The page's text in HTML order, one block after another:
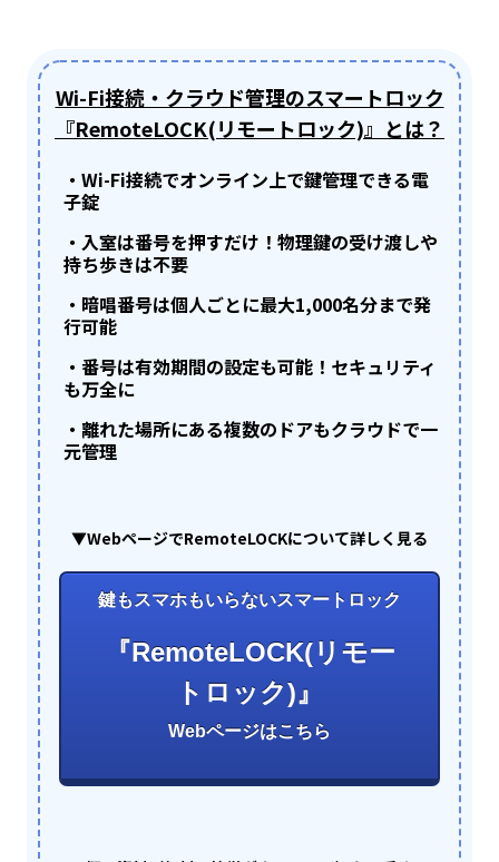
Wi-Fi接続・クラウド管理のスマートロック
『RemoteLOCK(リモートロック)』とは？
・Wi-Fi接続でオンライン上で鍵管理できる電
子錠
・入室は番号を押すだけ！物理鍵の受け渡しや
持ち歩きは不要
・暗唱番号は個人ごとに最大1,000名分まで発
行可能
・番号は有効期間の設定も可能！セキュリティ
も万全に
・離れた場所にある複数のドアもクラウドで一
元管理
▼WebページでRemoteLOCKについて詳しく見る
鍵もスマホもいらないスマートロック
『RemoteLOCK(リモー
トロック)』
Webページはこちら